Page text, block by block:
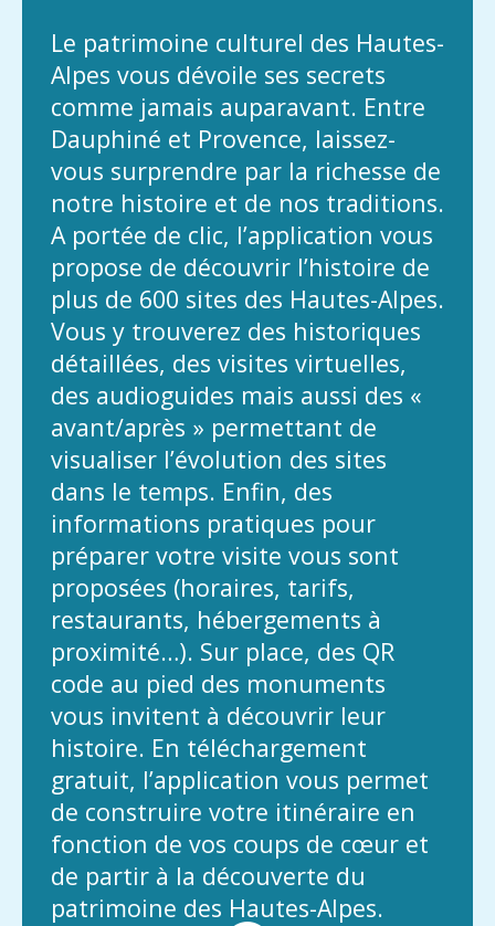
Le patrimoine culturel des Hautes-
Alpes vous dévoile ses secrets
comme jamais auparavant. Entre
Dauphiné et Provence, laissez-
vous surprendre par la richesse de
notre histoire et de nos traditions.
A portée de clic, l’application vous
propose de découvrir l’histoire de
plus de 600 sites des Hautes-Alpes.
Vous y trouverez des historiques
détaillées, des visites virtuelles,
des audioguides mais aussi des «
avant/après » permettant de
visualiser l’évolution des sites
dans le temps. Enfin, des
informations pratiques pour
préparer votre visite vous sont
proposées (horaires, tarifs,
restaurants, hébergements à
proximité…). Sur place, des QR
code au pied des monuments
vous invitent à découvrir leur
histoire. En téléchargement
gratuit, l’application vous permet
de construire votre itinéraire en
fonction de vos coups de cœur et
de partir à la découverte du
patrimoine des Hautes-Alpes.